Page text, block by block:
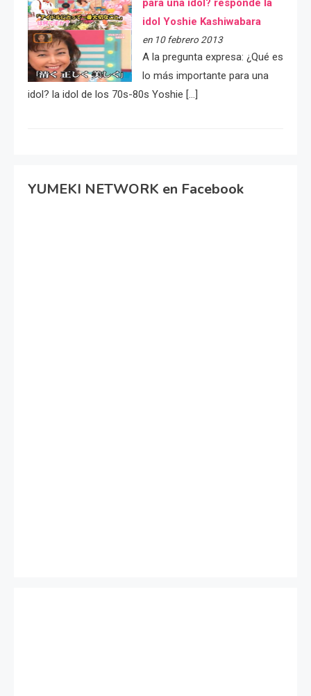
para una idol? responde la
idol Yoshie Kashiwabara
en 10 febrero 2013
A la pregunta expresa: ¿Qué es
lo más importante para una
idol? la idol de los 70s-80s Yoshie […]
YUMEKI NETWORK en Facebook